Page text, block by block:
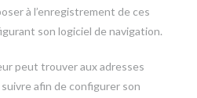
à l’enregistrement de ces
son logiciel de navigation.
peut trouver aux adresses
afin de configurer son